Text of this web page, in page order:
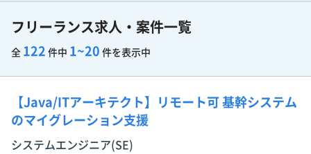
フリーランス求人・案件一覧
全 122 件中 1~20 件を表示中
【Java/ITアーキテクト】リモート可 基幹システム
のマイグレーション支援
システムエンジニア(SE)